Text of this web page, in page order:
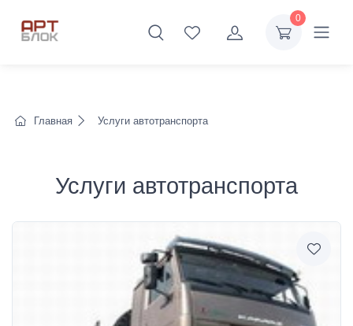
0
Главная Услуги автотранспорта
Услуги автотранспорта